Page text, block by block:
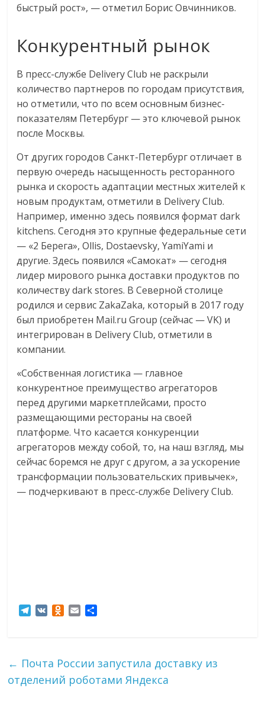
быстрый рост», — отметил Борис Овчинников.
Конкурентный рынок
В пресс-службе Delivery Club не раскрыли
количество партнеров по городам присутствия,
но отметили, что по всем основным бизнес-
показателям Петербург — это ключевой рынок
после Москвы.
От других городов Санкт-Петербург отличает в
первую очередь насыщенность ресторанного
рынка и скорость адаптации местных жителей к
новым продуктам, отметили в Delivery Club.
Например, именно здесь появился формат dark
kitchens. Сегодня это крупные федеральные сети
— «2 Берега», Ollis, Dostaevsky, YamiYami и
другие. Здесь появился «Самокат» — сегодня
лидер мирового рынка доставки продуктов по
количеству dark stores. В Северной столице
родился и сервис ZakaZaka, который в 2017 году
был приобретен Mail.ru Group (сейчас — VK) и
интегрирован в Delivery Club, отметили в
компании.
«Собственная логистика — главное
конкурентное преимущество агрегаторов
перед другими маркетплейсами, просто
размещающими рестораны на своей
платформе. Что касается конкуренции
агрегаторов между собой, то, на наш взгляд, мы
сейчас боремся не друг с другом, а за ускорение
трансформации пользовательских привычек»,
— подчеркивают в пресс-службе Delivery Club.
T
r
a
V
O
l
a
E
в
и
← Почта России запустила доставку из
отделений роботами Яндекса